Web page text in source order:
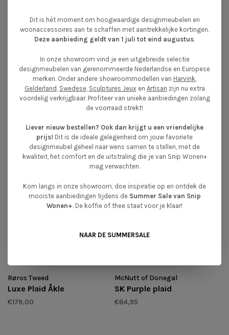
• •
0 sterren op basis van 0 beoordelingen
JE BEOORDELING TOEVOEGEN
GERELATEERDE PRODUCTEN
Røros Tweed
Luxe Plaid Åkle
€179,00
McNutt of Donegal
SK Purple plaid
€84,95
Dit is hét moment om hoogwaardige designmeubelen en
woonaccessoires aan te schaffen met aantrekkelijke kortingen.
Deze aanbieding geldt van 1 juli tot eind augustus.
In onze showroom vind je een uitgebreide selectie
designmeubelen van gerenommeerde Nederlandse en Europese
merken. Onder andere showroommodellen van Harvink
Gelderland Swedese, Sculptures Jeux en Artisan zijn nu extra
voordelig verkrijgbaar. Profiteer van unieke aanbiedingen zolang
de voorraad strekt!
Liever nieuw bestellen? Ook dan krijgt u een vriendelijke
prijs! Dit is de ideale gelegenheid om jouw favoriete
designmeubel geheel naar wens samen te stellen, met de
kwaliteit, het comfort en de uitstraling die je van Snip Wonen+
mag verwachten.
Kom langs in onze showroom, doe inspiratie op en ontdek de
mooiste aanbiedingen tijdens de Summer Sale van Snip
Wonen+. De koffie of thee staat voor je klaar!
NAAR DE SUMMERSALE